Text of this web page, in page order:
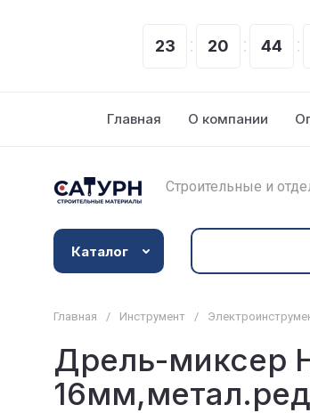
23 20 44
Главная О компании
Строительные и
Каталог
Главная / Инструмент /
Дрель-миксер